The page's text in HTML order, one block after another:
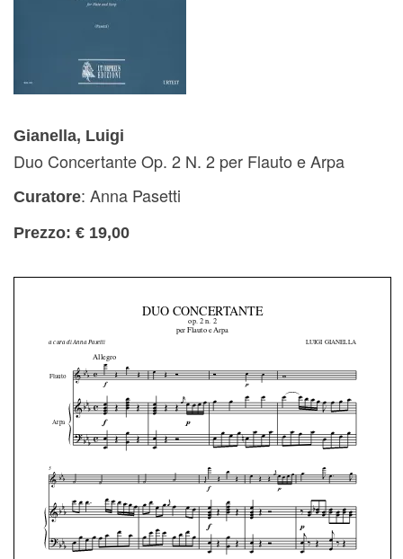
Gianella, Luigi
Duo Concertante Op. 2 N. 2 per Flauto e Arpa
Curatore: Anna Pasetti
Prezzo: € 19,00